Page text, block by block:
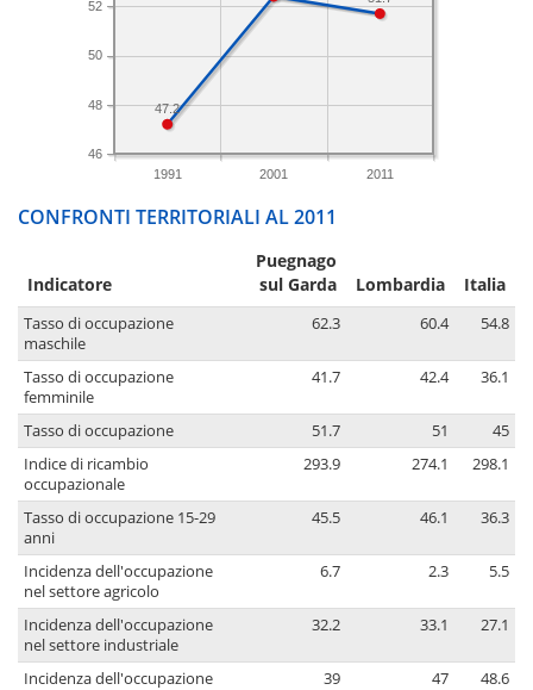
1991 2001 2011
46
48
50
52
47.2
CONFRONTI TERRITORIALI AL 2011
Indicatore
Puegnago
sul Garda
Lombardia Italia
Tasso di occupazione
maschile
62.3 60.4 54.8
Tasso di occupazione
femminile
41.7 42.4 36.1
Tasso di occupazione 51.7 51
45
Indice di ricambio
occupazionale
293.9 274.1 298.1
Tasso di occupazione 15-29
anni
45.5 46.1 36.3
Incidenza dell'occupazione
nel settore agricolo
6.7 2.3 5.5
Incidenza dell'occupazione
nel settore industriale
32.2 33.1 27.1
Incidenza dell'occupazione
39 47 48.6